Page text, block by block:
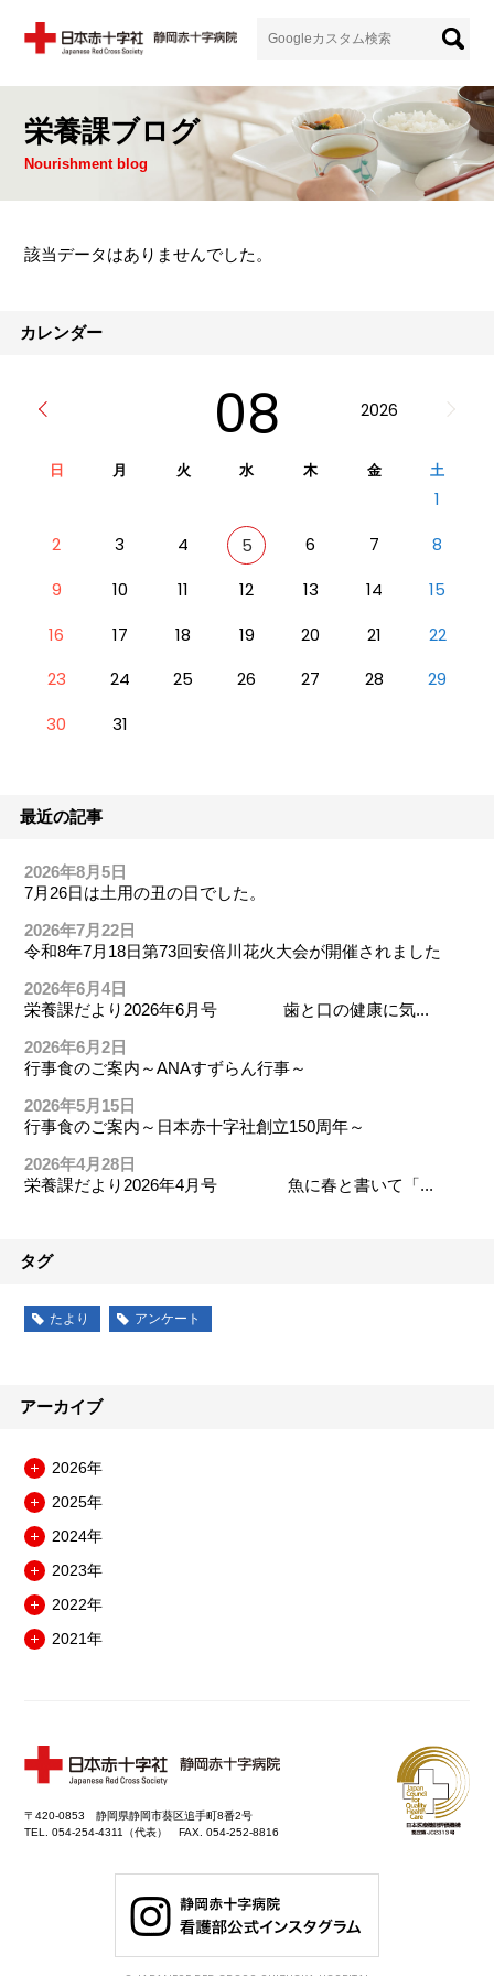
栄養課ブログ
Nourishment blog
該当データはありませんでした。
カレンダー
08 2026
日 月 火 水 木 金 土
1
2
3 4 5 6 7
8
9
10 11 12 13 14
15
16
17 18 19 20 21
22
23
24 25 26 27 28
29
30
31
最近の記事
2026年8月5日
7月26日は土用の丑の日でした。
2026年7月22日
令和8年7月18日第73回安倍川花火大会が開催されました
2026年6月4日
栄養課だより2026年6月号 歯と口の健康に気...
2026年6月2日
行事食のご案内～ANAすずらん行事～
2026年5月15日
行事食のご案内～日本赤十字社創立150周年～
2026年4月28日
栄養課だより2026年4月号 魚に春と書いて「...
タグ
たより アンケート
アーカイブ
2026年
ニ
ュ
を
開
2025年
ニ
ュ
を
開
2024年
ニ
ュ
を
2023年
ニ
ュ
2022年
ニ
閉
2021年
を
開
〒420-0853 静岡県静岡市葵区追手町8番2号
TEL. 054-254-4311（代表） FAX. 054-252-8816